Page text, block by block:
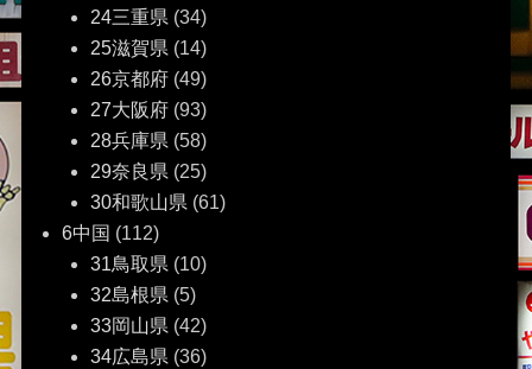
24三重県 (34)
25滋賀県 (14)
26京都府(49)
27大阪府(93)
28兵庫県 (58)
29奈良県 (25)
30和歌山県 (61)
6中国 (112)
31鳥取県 (10)
32島根県 (5)
33岡山県 (42)
34広島県 (36)